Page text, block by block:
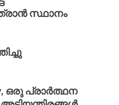
സ്ഥാനം
ഒരു പ്രാര്‍ത്ഥന